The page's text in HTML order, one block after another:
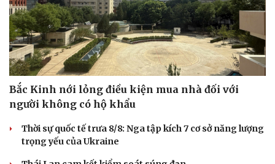
Bắc Kinh nới lỏng điều kiện mua nhà đối với
người không có hộ khẩu
Thời sự quốc tế trưa 8/8: Nga tập kích 7 cơ sở năng lượng
trọng yếu của Ukraine